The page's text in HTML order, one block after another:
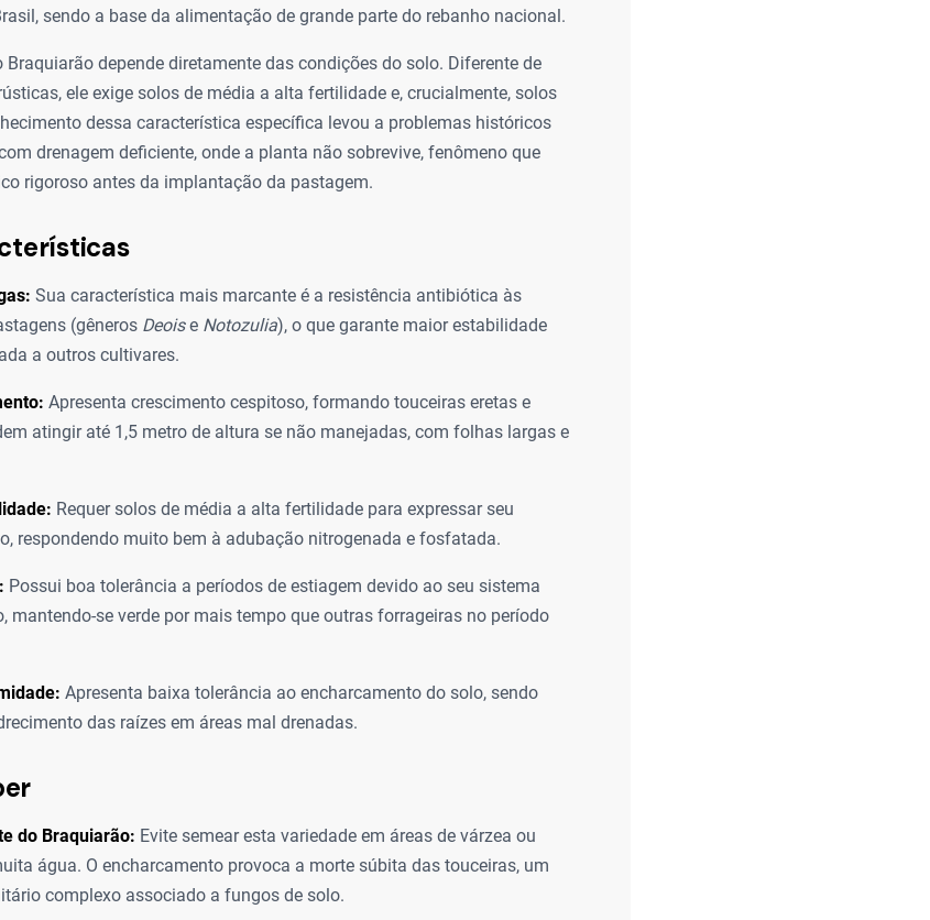
sendo a base da alimentação de grande parte do rebanho nacional.
Braquiarão depende diretamente das condições do solo. Diferente de
ele exige solos de média a alta fertilidade e, crucialmente, solos
dessa característica específica levou a problemas históricos
drenagem deficiente, onde a planta não sobrevive, fenômeno que
rigoroso antes da implantação da pastagem.
Sua característica mais marcante é a resistência antibiótica às
(gêneros Deoise Notozulia), o que garante maior estabilidade
a outros cultivares.
Apresenta crescimento cespitoso, formando touceiras eretas e
atingir até 1,5 metro de altura se não manejadas, com folhas largas e
Requer solos de média a alta fertilidade para expressar seu
respondendo muito bem à adubação nitrogenada e fosfatada.
Possui boa tolerância a períodos de estiagem devido ao seu sistema
mantendo-se verde por mais tempo que outras forrageiras no período
Apresenta baixa tolerância ao encharcamento do solo, sendo
das raízes em áreas mal drenadas.
do Braquiarão: Evite semear esta variedade em áreas de várzea ou
água. O encharcamento provoca a morte súbita das touceiras, um
complexo associado a fungos de solo.